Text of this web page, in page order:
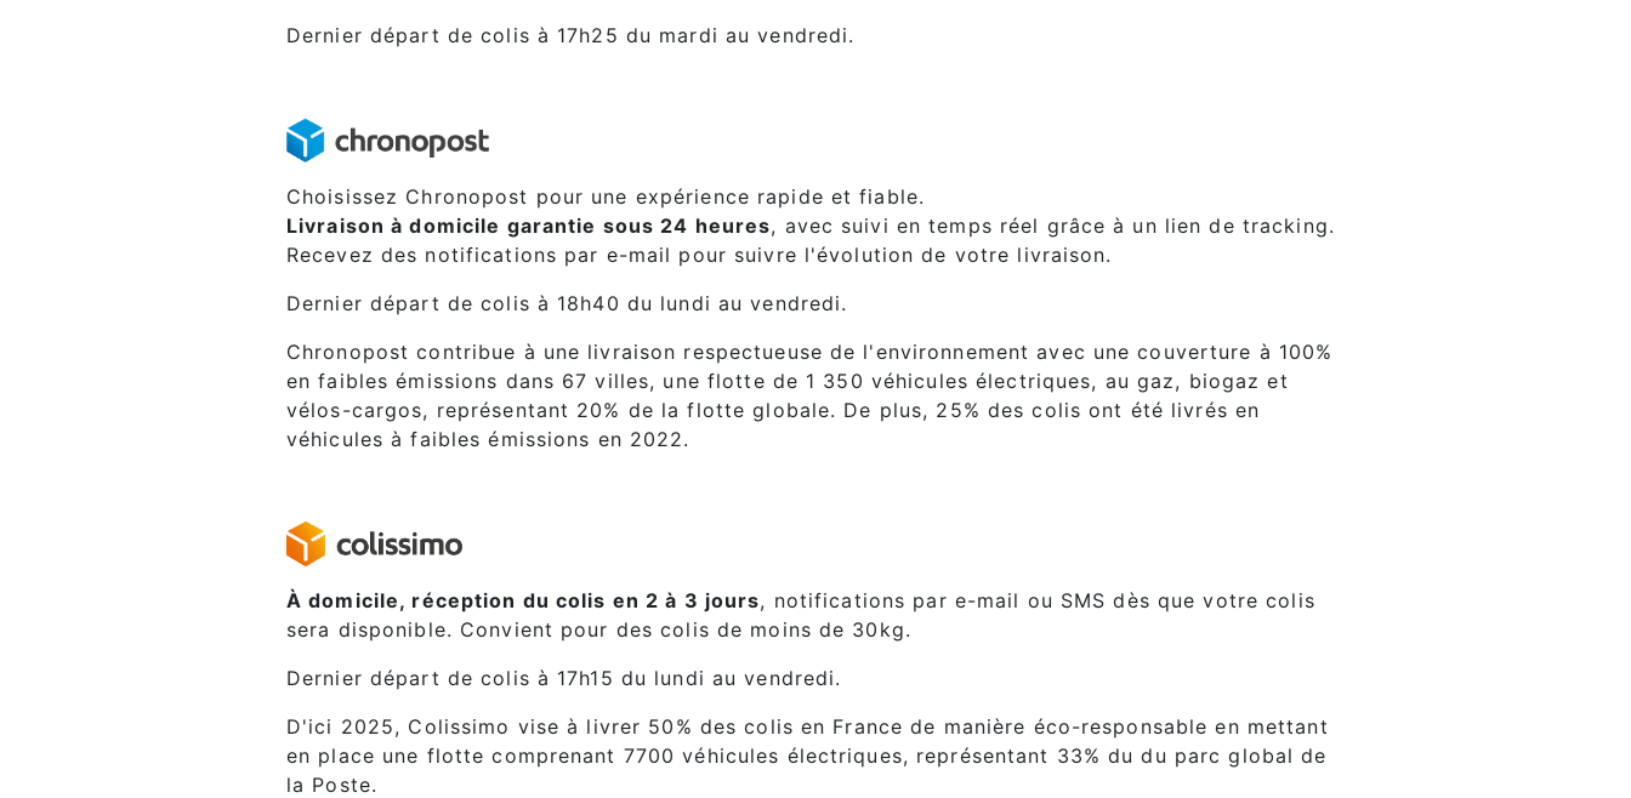
Dernier départ de colis à 17h25 du mardi au vendredi.
Choisissez Chronopost pour une expérience rapide et fiable.
Livraison à domicile garantie sous 24 heures, avec suivi en temps réel grâce à un lien de tracking.
Recevez des notifications par e-mail pour suivre l'évolution de votre livraison.
Dernier départ de colis à 18h40 du lundi au vendredi.
Chronopost contribue à une livraison respectueuse de l'environnement avec une couverture à 100%
en faibles émissions dans 67 villes, une flotte de 1 350 véhicules électriques, au gaz, biogaz et
vélos-cargos, représentant 20% de la flotte globale. De plus, 25% des colis ont été livrés en
véhicules à faibles émissions en 2022.
À domicile, réception du colis en 2 à 3 jours, notifications par e-mail ou SMS dès que votre colis
sera disponible. Convient pour des colis de moins de 30kg.
Dernier départ de colis à 17h15 du lundi au vendredi.
D'ici 2025, Colissimo vise à livrer 50% des colis en France de manière éco-responsable en mettant
en place une flotte comprenant 7700 véhicules électriques, représentant 33% du du parc global de
la Poste.